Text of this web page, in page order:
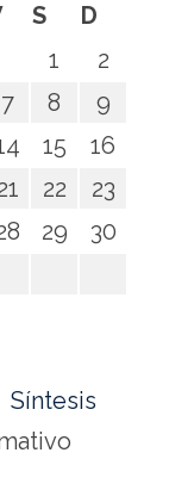
S
D
1
2
7 8
9
15
16
22
23
29
30
Síntesis